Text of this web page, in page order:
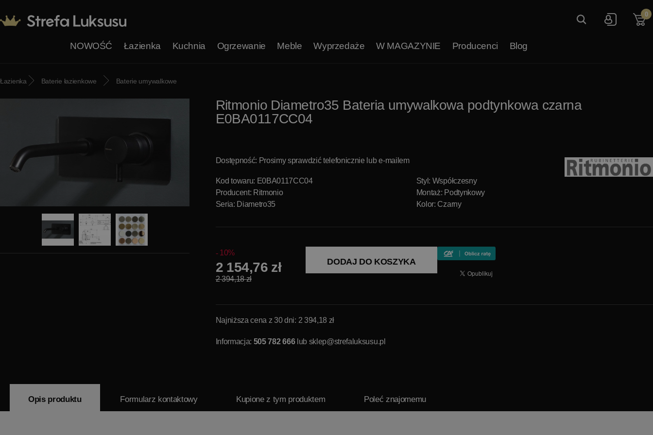
0
NOWOŚĆ Łazienka Kuchnia Ogrzewanie Meble Wyprzedaże W MAGAZYNIE Producenci Blog
Łazienka Baterie łazienkowe Baterie umywalkowe
Ritmonio Diametro35 Bateria umywalkowa podtynkowa czarna
E0BA0117CC04
Dostępność: Prosimy sprawdzić telefonicznie lub e-mailem
Kod towaru: E0BA0117CC04
Producent: Ritmonio
Seria: Diametro35
Styl: Współczesny
Montaż: Podtynkowy
Kolor: Czarny
10%
2 154,76 zł
2 394,18 zł
DODAJ DO KOSZYKA
Najniższa cena z 30 dni: 2 394,18 zł
Informacja: 505 782 666lub sklep@strefaluksusu.pl
Opis produktu Formularz kontaktowy Kupione z tym produktem Poleć znajomemu